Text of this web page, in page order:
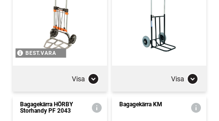
BEST.VARA
Visa Visa
Bagagekärra HÖRBY
Storhandy PF 2043
Bagagekärra KM